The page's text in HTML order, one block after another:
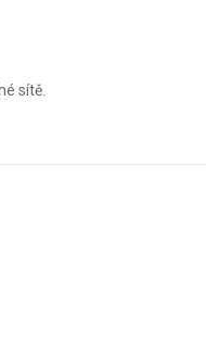
sítě.